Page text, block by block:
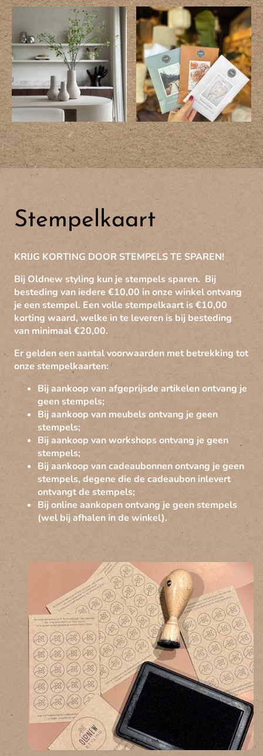
Stempelkaart
KRIJG KORTING DOOR STEMPELS TE SPAREN!
Bij Oldnew styling kun je stempels sparen. Bij
besteding van iedere €10,00 in onze winkel ontvang
je een stempel. Een volle stempelkaart is €10,00
korting waard, welke in te leveren is bij besteding
van minimaal €20,00.
Er gelden een aantal voorwaarden met betrekking tot
onze stempelkaarten:
Bij aankoop van afgeprijsde artikelen ontvang je
geen stempels;
Bij aankoop van meubels ontvang je geen
stempels;
Bij aankoop van workshops ontvang je geen
stempels;
Bij aankoop van cadeaubonnen ontvang je geen
stempels, degene die de cadeaubon inlevert
ontvangt de stempels;
Bij online aankopen ontvang je geen stempels
(wel bij afhalen in de winkel).